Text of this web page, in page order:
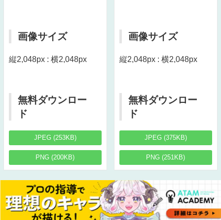
画像サイズ
縦2,048px : 横2,048px
無料ダウンロー
ド
JPEG (253KB)
PNG (200KB)
画像サイズ
縦2,048px : 横2,048px
無料ダウンロー
ド
JPEG (375KB)
PNG (251KB)